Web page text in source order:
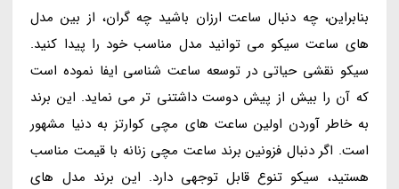
بنابراین، چه دنبال ساعت ارزان باشید چه گران، از بین مدل
های ساعت سیکو می توانید مدل مناسب خود را پیدا کنید.
سیکو نقشی حیاتی در توسعه ساعت شناسی ایفا نموده است
که آن را بیش از پیش دوست داشتنی تر می نماید. این برند
به خاطر آوردن اولین ساعت های مچی کوارتز به دنیا مشهور
است. اگر دنبال فزونین برند ساعت مچی زنانه با قیمت مناسب
هستید، سیکو تنوع قابل توجهی دارد. این برند مدل های